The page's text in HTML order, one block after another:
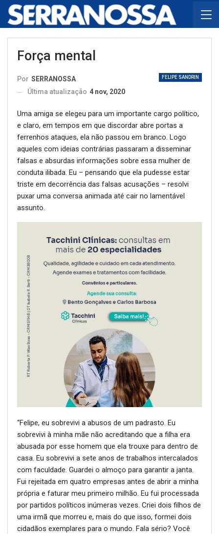
Força mental
FELIPE SANDRIN
Por SERRANOSSA
Última atualização 4 nov, 2020
Uma amiga se elegeu para um importante cargo político,
e claro, em tempos em que discordar abre portas a
ferrenhos ataques, ela não passou em branco. Logo
aqueles com ideias contrárias passaram a disseminar
falsas e absurdas informações sobre essa mulher de
conduta ilibada. Eu – pensando que ela pudesse estar
triste em decorrência das falsas acusações – resolvi
puxar uma conversa animada até cair no lamentável
assunto.
“Felipe, eu sobrevivi a abusos de um padrasto. Eu
sobrevivi à minha mãe não acreditando que a filha era
abusada por esse homem que ela trouxe para dentro de
casa. Eu sobrevivi a sete anos de trabalhos intercalados
com faculdade. Guardei o almoço para garantir a janta.
Fui rejeitada em quatro empresas antes de abrir a minha
própria e faturar meu primeiro milhão. Eu fui processada
por partidos políticos inúmeras vezes. Criei dois filhos de
uma irmã que morreu e, mais do que isso, formei dois
cidadãos exemplares para o mundo. Fala sério? Você